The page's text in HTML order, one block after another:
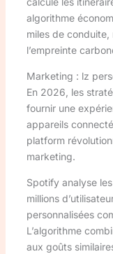
algorithme
miles de
l’empreinte
Marketing : lz
En 2026, les
fournir une
appareils
platform
marketing.
Spotify analyse
millions
personnalisées
L’algorithme
aux goûts